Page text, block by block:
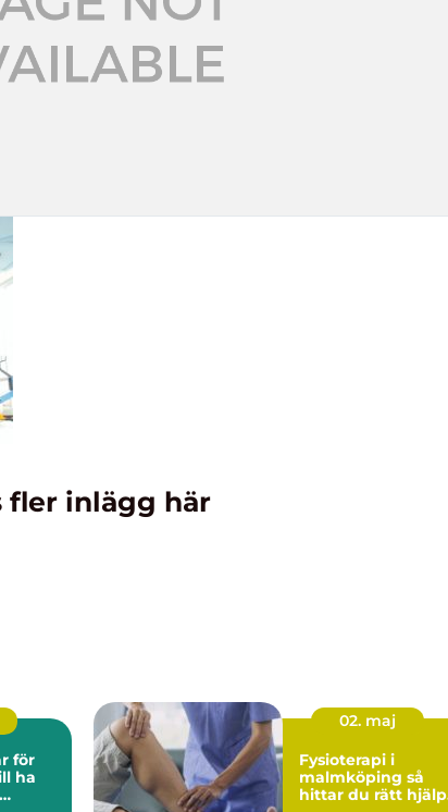
fler inlägg här
för
ha
02. maj
Fysioterapi i
malmköping så
hittar du rätt hjälp